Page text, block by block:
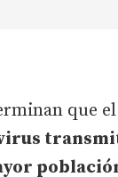
que el